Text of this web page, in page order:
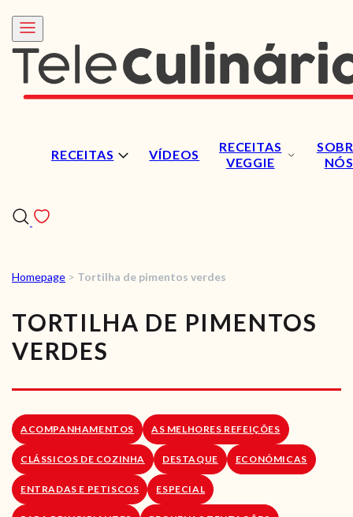
RECEITAS VÍDEOS
RECEITAS
VEGGIE
NÓS
RECEITAS
VÍDEOS
LOJA ONLINE
BLOG
Homepage > Tortilha de pimentos verdes
TORTILHA DE PIMENTOS
VERDES
ACOMPANHAMENTOS AS MELHORES REFEIÇÕES
CLÁSSICOS DE COZINHA DESTAQUE ECONÓMICAS
ENTRADAS E PETISCOS ESPECIAL